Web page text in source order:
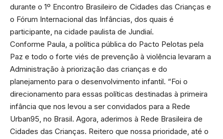
durante o 1º Encontro Brasileiro de Cidades das Crianças e
o Fórum Internacional das Infâncias, dos quais é
participante, na cidade paulista de Jundiaí.
Conforme Paula, a política pública do Pacto Pelotas pela
Paz e todo o forte viés de prevenção à violência levaram a
Administração à priorização das crianças e do
planejamento para o desenvolvimento infantil. “Foi o
direcionamento para essas políticas destinadas à primeira
infância que nos levou a ser convidados para a Rede
Urban95, no Brasil. Agora, aderimos à Rede Brasileira de
Cidades das Crianças. Reitero que nossa prioridade, até o